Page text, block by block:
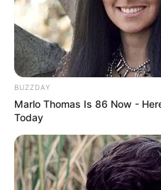
BUZZDAY
Marlo Thomas Is 86 Now -
Today